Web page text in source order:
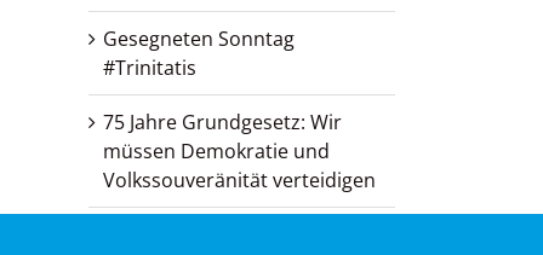
Gesegneten Sonntag
#Trinitatis
75 Jahre Grundgesetz: Wir
müssen Demokratie und
Volkssouveränität verteidigen